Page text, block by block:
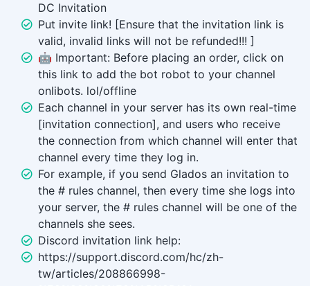
DC Invitation
Put invite link! [Ensure that the invitation link is
valid, invalid links will not be refunded!!! ]
🤖 Important: Before placing an order, click on
this link to add the bot robot to your channel
onlibots. lol/offline
Each channel in your server has its own real-time
[invitation connection], and users who receive
the connection from which channel will enter that
channel every time they log in.
For example, if you send Glados an invitation to
the # rules channel, then every time she logs into
your server, the # rules channel will be one of the
channels she sees.
Discord invitation link help:
https://support.discord.com/hc/zh-
tw/articles/208866998-